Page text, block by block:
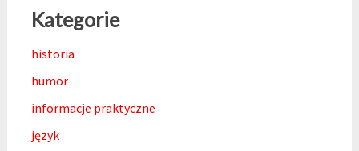
Kategorie
historia
humor
informacje praktyczne
język